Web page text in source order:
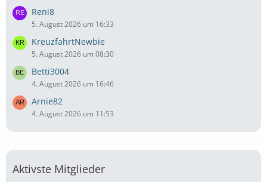
Reni8
5. August 2026 um 16:33
KreuzfahrtNewbie
5. August 2026 um 08:30
Betti3004
4. August 2026 um 16:46
Arnie82
4. August 2026 um 11:53
Aktivste Mitglieder